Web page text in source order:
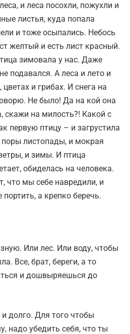
и леса посохли, пожухли и
листья, куда попала
и тоже осыпались. Небось
желтый и есть лист красный.
зимовала у нас. Даже
подавался. А леса и лето и
и грибах. И снега на
Не было! Да на кой она
скажи на милость?! Какой с
первую птицу – и загрустила
листопады, и мокрая
и зимы. И птица
обиделась на человека.
что мы себе навредили, и
а крепко беречь.
Или лес. Или воду, чтобы
Все, брат, береги, а то
и дошвыряешься до
долго. Для того чтобы
надо убедить себя, что ты